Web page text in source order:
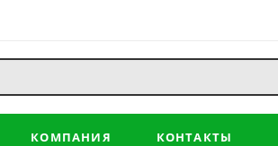
КОМПАНИЯ КОНТАКТЫ